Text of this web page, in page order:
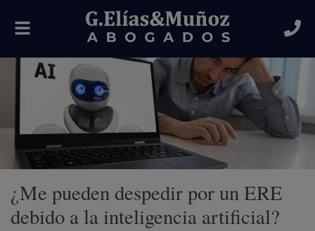
Alternar
navegación
¿Me pueden despedir por un ERE
debido a la inteligencia artificial?